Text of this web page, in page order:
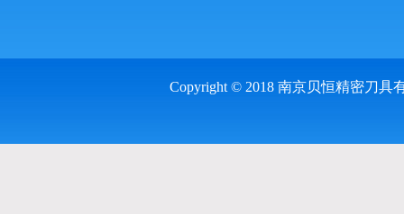
Copyright © 2018 南京贝恒精密刀